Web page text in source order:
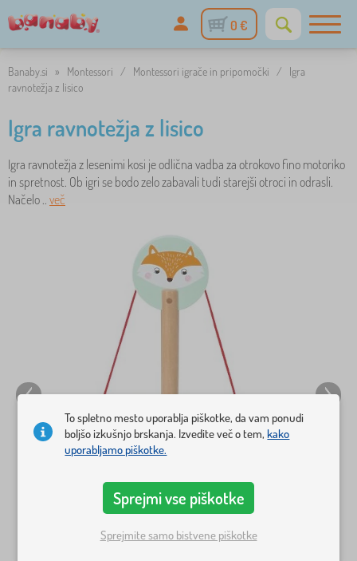
0 €
Banaby.si » Montessori / Montessori igrače in pripomočki /
Igra
ravnotežja z lisico
Igra ravnotežja z lisico
Igra ravnotežja z lesenimi kosi je odlična vadba za otrokovo fino motoriko
in spretnost. Ob igri se bodo zelo zabavali tudi starejši otroci in odrasli.
Načelo .. več
To spletno mesto uporablja piškotke, da vam ponudi
boljšo izkušnjo brskanja. Izvedite več o tem,kako
uporabljamo piškotke.
Sprejmi vse piškotke
Sprejmite samo bistvene piškotke